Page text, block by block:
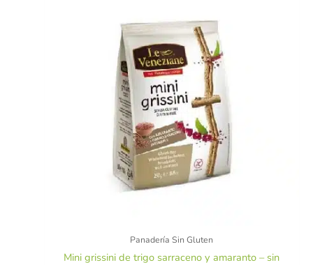
Panadería Sin Gluten
Mini grissini de trigo sarraceno y amaranto – sin
3,95 €.3,55 €.